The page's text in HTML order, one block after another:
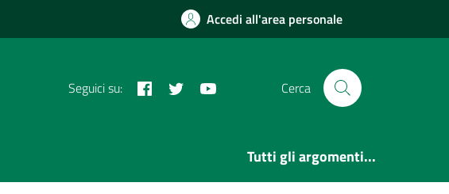
Accedi all'area personale
Seguici su: FacebookTwitter Cerca
Tutti gli argomenti...